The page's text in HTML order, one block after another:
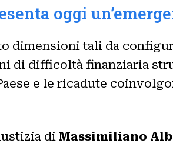
oggi
dimensioni tali da
di difficoltà finanziaria
e le ricadute
di Massimiliano